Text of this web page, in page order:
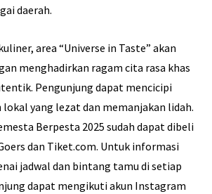
daerah.
area “Universe in Taste” akan
menghadirkan ragam cita rasa khas
Pengunjung dapat mencicipi
lokal yang lezat dan memanjakan lidah.
Berpesta 2025 sudah dapat dibeli
dan Tiket.com. Untuk informasi
jadwal dan bintang tamu di setiap
dapat mengikuti akun Instagram